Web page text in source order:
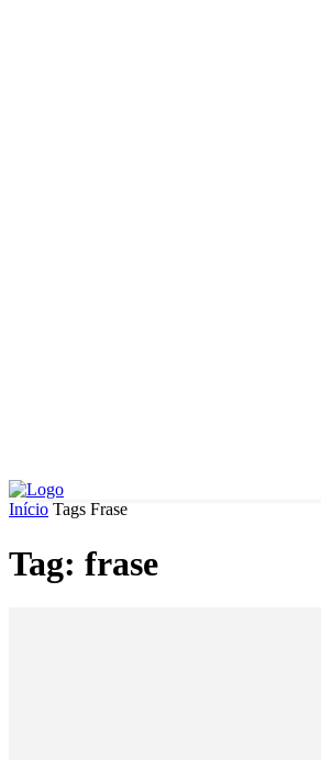
Início Tags Frase
Tag: frase